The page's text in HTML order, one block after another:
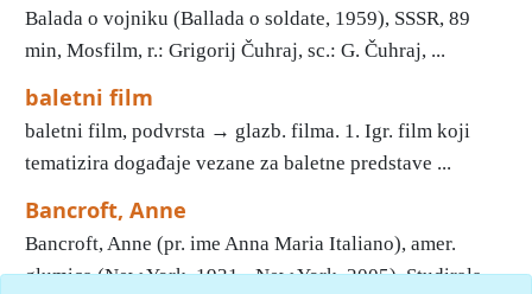
Balada o vojniku (Ballada o soldate, 1959), SSSR, 89
min, Mosfilm, r.: Grigorij Čuhraj, sc.: G. Čuhraj, ...
baletni film
baletni film, podvrsta → glazb. filma. 1. Igr. film koji
tematizira događaje vezane za baletne predstave ...
Bancroft, Anne
Bancroft, Anne (pr. ime Anna Maria Italiano), amer.
glumica (New York, 1931 - New York, 2005). Studirala ...